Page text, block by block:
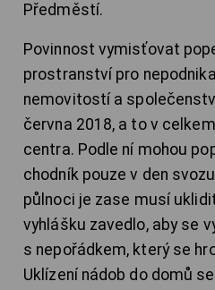
Předměstí.
Povinnost vymisťovat
prostranství pro
nemovitostí a
června 2018, a to v
centra. Podle ní mohou
chodník pouze v den
půlnoci je zase musí
vyhlášku zavedlo, aby se
s nepořádkem, který se
Uklízení nádob do domů